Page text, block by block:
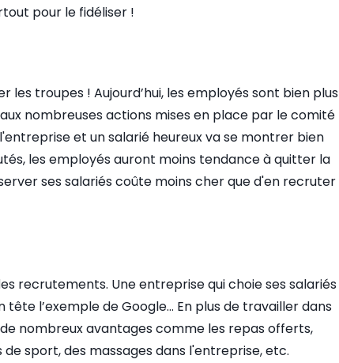
pour le fidéliser !
les troupes ! Aujourd’hui, les employés sont bien plus
nombreuses actions mises en place par le comité
et un salarié heureux va se montrer bien
les employés auront moins tendance à quitter la
ses salariés coûte moins cher que d'en recruter
recrutements. Une entreprise qui choie ses salariés
l’exemple de Google… En plus de travailler dans
nombreux avantages comme les repas offerts,
sport, des massages dans l'entreprise, etc.